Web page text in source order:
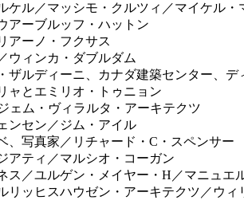
ケル／マッシモ・クルツィ／マイケル・
アーブルッフ・ハットン
アーノ・フクサス
ウィンカ・ダブルダム
ザルディーニ、カナダ建築センター、
ャとエミリオ・トゥニョン
ェム・ヴィラルタ・アーキテクツ
ンセン／ジム・アイル
、写真家／リチャード・C・スペンサー
アティ／マルシオ・コーガン
ス／ユルゲン・メイヤー・H／マニュエ
リッヒスハウゼン・アーキテクツ／ウィ